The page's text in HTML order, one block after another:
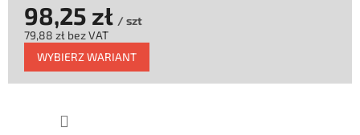
98,25 zł / szt
79,88 zł bez VAT
Cena
jednostkowa:
WYBIERZ WARIANT